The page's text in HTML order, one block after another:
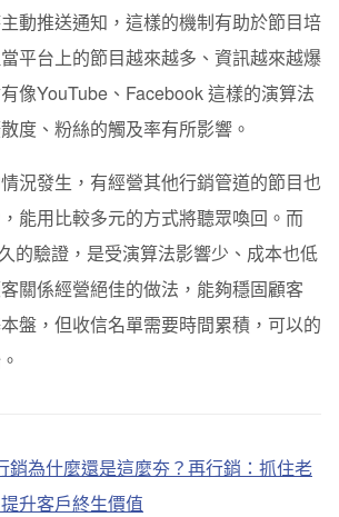
動推送通知，這樣的機制有助於節目培
平台上的節目越來越多、資訊越來越爆
像YouTube、Facebook 這樣的演算法
度、粉絲的觸及率有所影響。
況發生，有經營其他行銷管道的節目也
能用比較多元的方式將聽眾喚回。而
的驗證，是受演算法影響少、成本也低
關係經營絕佳的做法，能夠穩固顧客
本盤，但收信名單需要時間累積，可以的
銷為什麼還是這麼夯？再行銷：抓住老
升客戶終生價值